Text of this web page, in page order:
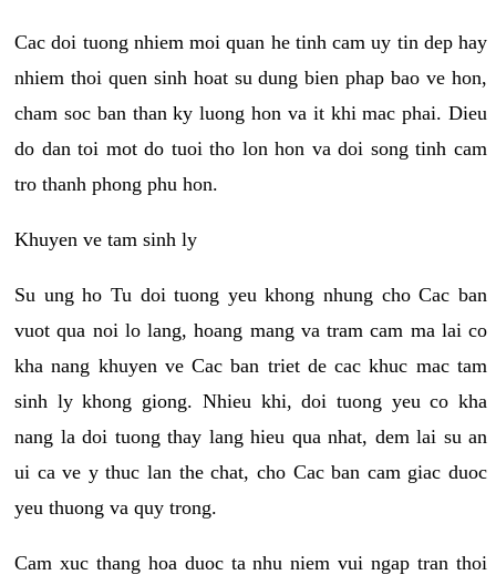
Cac doi tuong nhiem moi quan he tinh cam uy tin dep hay
nhiem thoi quen sinh hoat su dung bien phap bao ve hon,
cham soc ban than ky luong hon va it khi mac phai. Dieu
do dan toi mot do tuoi tho lon hon va doi song tinh cam
tro thanh phong phu hon.
Khuyen ve tam sinh ly
Su ung ho Tu doi tuong yeu khong nhung cho Cac ban
vuot qua noi lo lang, hoang mang va tram cam ma lai co
kha nang khuyen ve Cac ban triet de cac khuc mac tam
sinh ly khong giong. Nhieu khi, doi tuong yeu co kha
nang la doi tuong thay lang hieu qua nhat, dem lai su an
ui ca ve y thuc lan the chat, cho Cac ban cam giac duoc
yeu thuong va quy trong.
Cam xuc thang hoa duoc ta nhu niem vui ngap tran thoi